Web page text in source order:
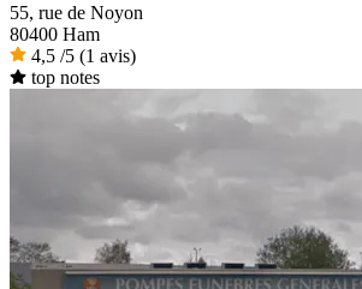
55, rue de Noyon
80400 Ham
4,5 /5 (1 avis)
top notes